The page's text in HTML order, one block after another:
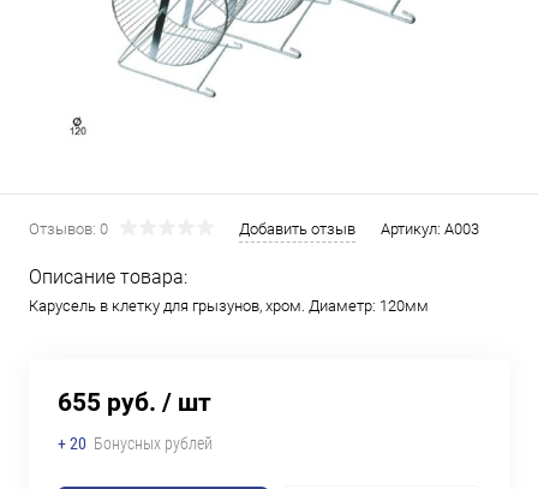
Отзывов: 0 Добавить отзыв Артикул: А003
Описание товара:
Карусель в клетку для грызунов, хром. Диаметр: 120мм
655 руб. / шт
+ 20 Бонусных рублей